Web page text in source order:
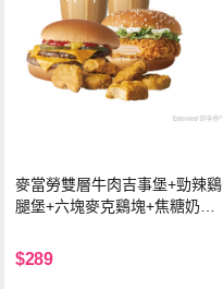
麥當勞雙層牛肉吉事堡+勁辣鷄
腿堡+六塊麥克鷄塊+焦糖奶茶
$289